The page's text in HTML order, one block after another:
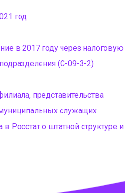
год
в 2017 году через
(С-09-3-2)
представительства
служащих
Росстат о штатной структуре